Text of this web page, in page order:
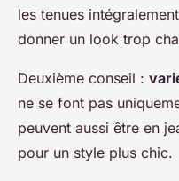
les tenues
donner un look trop
Deuxième conseil :
ne se font pas
peuvent aussi être en
pour un style plus chic.